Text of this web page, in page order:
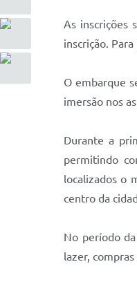
As inscrições
inscrição.
O embarque
imersão nos
Durante a
permitindo
localizados o
centro da
No período
lazer,